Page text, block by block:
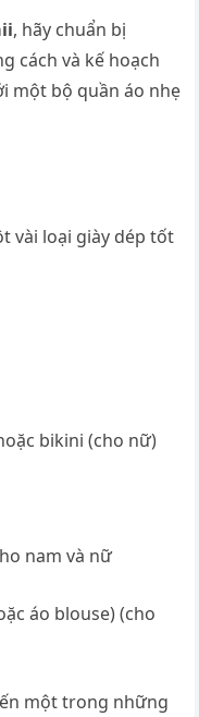
, hãy chuẩn bị
cách và kế hoạch
một bộ quần áo nhẹ
vài loại giày dép tốt
bikini (cho nữ)
nam và nữ
áo blouse) (cho
một trong những